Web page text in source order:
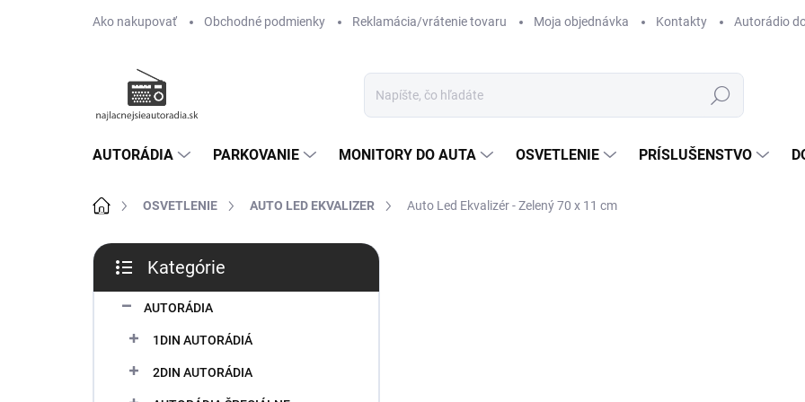
Ako nakupovať Obchodné podmienky Reklamácia/vrátenie tovaru Moja objednávka Kontakty Autorádio
Hľadať
AUTORÁDIA PARKOVANIE MONITORY DO AUTA OSVETLENIE PRÍSLUŠENSTVO
DomovOSVETLENIE AUTO LED EKVALIZER Auto Led Ekvalizér - Zelený 70 x 11 cm
B
č
kategórie
Kategórie
AUTORÁDIA
1DIN AUTORÁDIÁ
2DIN AUTORÁDIA